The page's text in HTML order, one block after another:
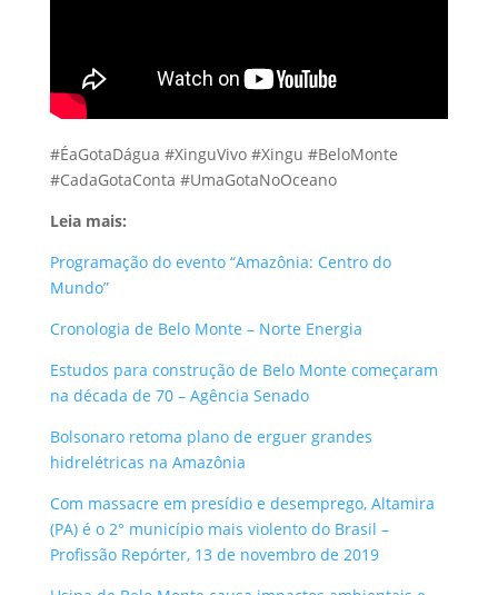
#ÉaGotaDágua #XinguVivo #Xingu #BeloMonte
#CadaGotaConta #UmaGotaNoOceano
Leia mais:
Programação do evento “Amazônia: Centro do
Mundo”
Cronologia de Belo Monte – Norte Energia
Estudos para construção de Belo Monte começaram
na década de 70 – Agência Senado
Bolsonaro retoma plano de erguer grandes
hidrelétricas na Amazônia
Com massacre em presídio e desemprego, Altamira
(PA) é o 2° município mais violento do Brasil –
Profissão Repórter, 13 de novembro de 2019